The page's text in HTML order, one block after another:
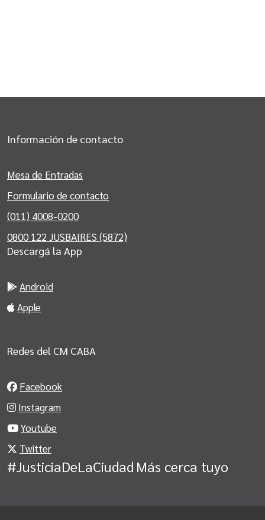
Información de contacto
Mesa de Entradas
Formulario de contacto
(011) 4008-0200
0800 122 JUSBAIRES (5872)
Descargá la App
Android
Apple
Redes del CM CABA
Facebook
Instagram
Youtube
Twitter
#JusticiaDeLaCiudad Más cerca tuyo